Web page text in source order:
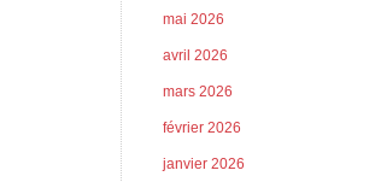
mai 2026
avril 2026
mars 2026
février 2026
janvier 2026